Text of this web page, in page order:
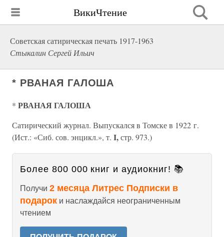
ВикиЧтение
Советская сатирическая печать 1917-1963
Стыкалин Сергей Ильич
* РВАНАЯ ГАЛОША
* РВАНАЯ ГАЛОША
Сатирический журнал. Выпускался в Томске в 1922 г.
(Ист.: «Сиб. сов. энцикл.», т. I,стр. 973.)
Более 800 000 книг и аудиокниг! 📚
Получи 2 месяца Литрес Подписки в
подарок и наслаждайся неограниченным
чтением